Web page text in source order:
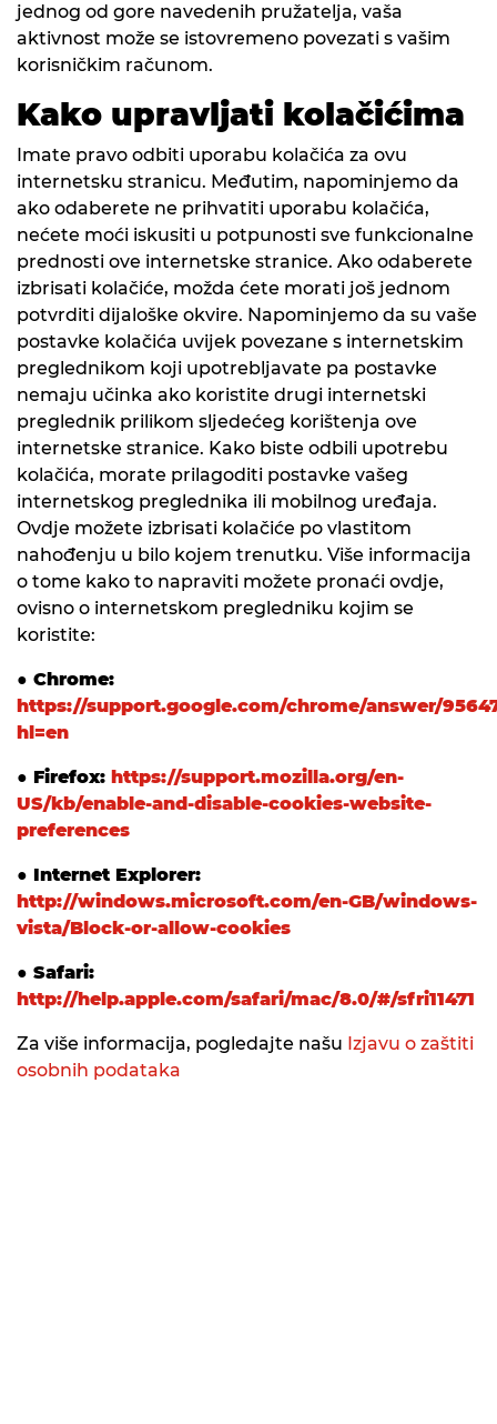
jednog od gore navedenih pružatelja, vaša
aktivnost može se istovremeno povezati s vašim
korisničkim računom.
Kako upravljati kolačićima
Imate pravo odbiti uporabu kolačića za ovu
internetsku stranicu. Međutim, napominjemo da
ako odaberete ne prihvatiti uporabu kolačića,
nećete moći iskusiti u potpunosti sve funkcionalne
prednosti ove internetske stranice. Ako odaberete
izbrisati kolačiće, možda ćete morati još jednom
potvrditi dijaloške okvire. Napominjemo da su vaše
postavke kolačića uvijek povezane s internetskim
preglednikom koji upotrebljavate pa postavke
nemaju učinka ako koristite drugi internetski
preglednik prilikom sljedećeg korištenja ove
internetske stranice. Kako biste odbili upotrebu
kolačića, morate prilagoditi postavke vašeg
internetskog preglednika ili mobilnog uređaja.
Ovdje možete izbrisati kolačiće po vlastitom
nahođenju u bilo kojem trenutku. Više informacija
o tome kako to napraviti možete pronaći ovdje,
ovisno o internetskom pregledniku kojim se
koristite:
● Chrome:
https://support.google.com/chrome/answer/
hl=en
● Firefox: https://support.mozilla.org/en-
US/kb/enable-and-disable-cookies-website-
preferences
● Internet Explorer:
http://windows.microsoft.com/en-GB/windows-
vista/Block-or-allow-cookies
● Safari:
http://help.apple.com/safari/mac/8.0/#/sfri11471
Za više informacija, pogledajte našu Izjavu o zaštiti
osobnih podataka